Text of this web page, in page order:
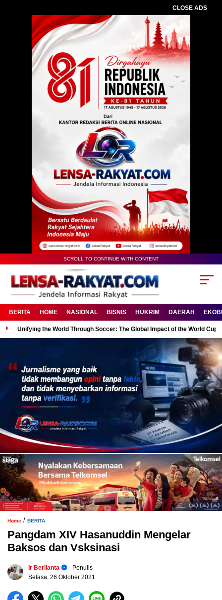
CLOSE ADS
SCROLL TO CONTINUE WITH CONTENT
BERITA HOME NASIONAL BISNIS HUKRIM DAERAH
Unifying the World Through Soccer: The Global Impact of the World Cup
Home / BERITA
Pangdam XIV Hasanuddin Mengelar
Baksos dan Vsksinasi
Ir Berlianta
- Penulis
Selasa, 26 Oktober 2021